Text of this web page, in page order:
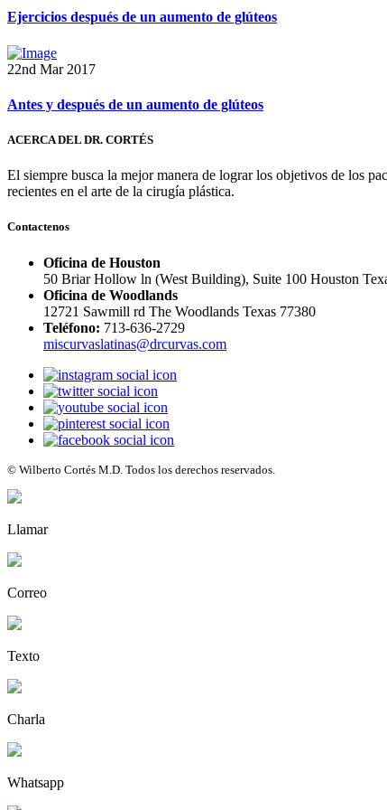
Ejercicios después de un aumento de glúteos
22nd Mar 2017
Antes y después de un aumento de glúteos
ACERCA DEL DR. CORTÉS
El siempre busca la mejor manera de lograr los objetivos de los
recientes en el arte de la cirugía plástica.
Contactenos
Oficina de Houston
50 Briar Hollow ln (West Building), Suite 100 Houston
Oficina de Woodlands
12721 Sawmill rd The Woodlands Texas 77380
Teléfono: 713-636-2729
miscurvaslatinas@drcurvas.com
© Wilberto Cortés M.D. Todos los derechos reservados.
Llamar
Correo
Texto
Charla
Whatsapp